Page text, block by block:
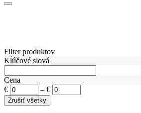
Filter produktov
Kĺúčové slová
Cena
€
– €